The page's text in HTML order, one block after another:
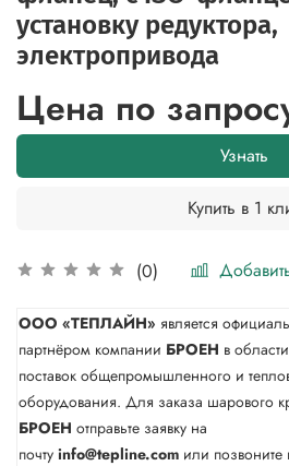
установку редуктора,
электропривода
(0)
Цена по
Узнать
Купить в 1
ООО «ТЕПЛАЙН» является
партнёром компании БРОЕН в области
поставок общепромышленного и
оборудования. Для заказа шарового
БРОЕН отправьте заявку на
почту info@tepline.com или позвоните